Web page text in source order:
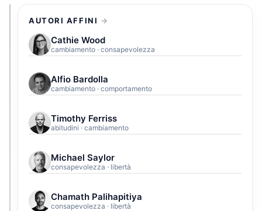
AUTORI AFFINI
Cathie Wood
cambiamento · consapevolezza
Alfio Bardolla
cambiamento · comportamento
Timothy Ferriss
abitudini · cambiamento
Michael Saylor
consapevolezza · libertà
Chamath Palihapitiya
consapevolezza · libertà